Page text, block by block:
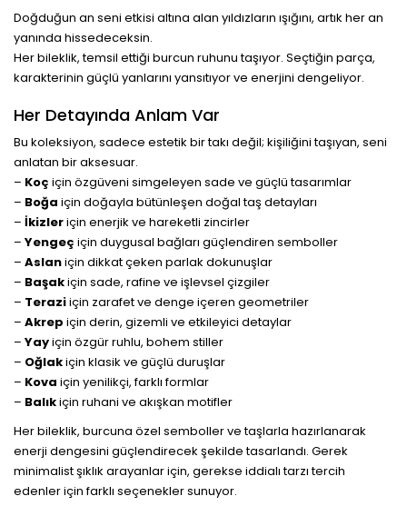
Doğduğun an seni etkisi altına alan yıldızların ışığını, artık her an
yanında hissedeceksin.
Her bileklik, temsil ettiği burcun ruhunu taşıyor. Seçtiğin parça,
karakterinin güçlü yanlarını yansıtıyor ve enerjini dengeliyor.
Her Detayında Anlam Var
Bu koleksiyon, sadece estetik bir takı değil; kişiliğini taşıyan, seni
anlatan bir aksesuar.
– Koç için özgüveni simgeleyen sade ve güçlü tasarımlar
– Boğa için doğayla bütünleşen doğal taş detayları
– İkizleriçin enerjik ve hareketli zincirler
– Yengeç için duygusal bağları güçlendiren semboller
– Aslaniçin dikkat çeken parlak dokunuşlar
– Başakiçin sade, rafine ve işlevsel çizgiler
– Teraziiçin zarafet ve denge içeren geometriler
– Akrep için derin, gizemli ve etkileyici detaylar
– Yayiçin özgür ruhlu, bohem stiller
– Oğlakiçin klasik ve güçlü duruşlar
– Kova için yenilikçi, farklı formlar
– Balıkiçin ruhani ve akışkan motifler
Her bileklik, burcuna özel semboller ve taşlarla hazırlanarak
enerji dengesini güçlendirecek şekilde tasarlandı. Gerek
minimalist şıklık arayanlar için, gerekse iddialı tarzı tercih
edenler için farklı seçenekler sunuyor.